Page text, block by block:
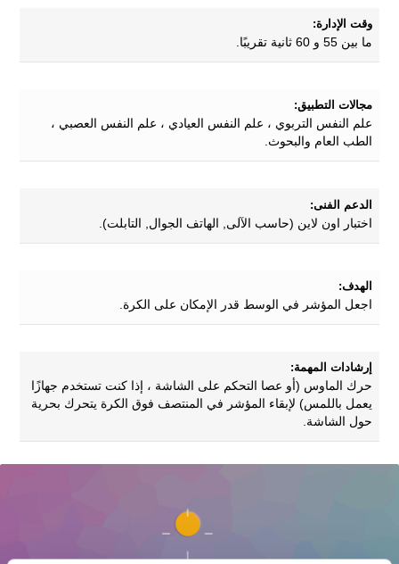
وقت الإدارة:
ما بين 55 و 60 ثانية تقريبًا.
مجالات التطبيق:
علم النفس التربوي ، علم النفس العيادي ، علم النفس العصبي ،
الطب العام والبحوث.
الدعم الفنى:
اختبار اون لاين (حاسب الآلى, الهاتف الجوال, التابلت).
الهدف:
اجعل المؤشر في الوسط قدر الإمكان على الكرة.
إرشادات المهمة:
حرك الماوس (أو عصا التحكم على الشاشة ، إذا كنت تستخدم جهازًا
يعمل باللمس) لإبقاء المؤشر في المنتصف فوق الكرة يتحرك بحرية
حول الشاشة.